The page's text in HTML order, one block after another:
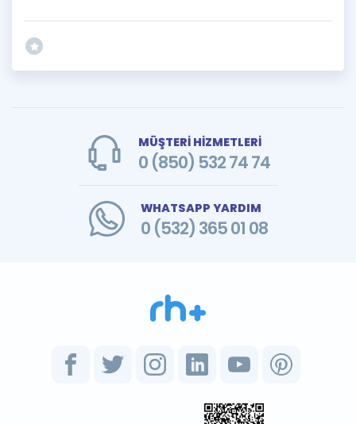
MÜŞTERİ HİZMETLERİ
0 (850) 532 74 74
WHATSAPP YARDIM
0 (532) 365 01 08